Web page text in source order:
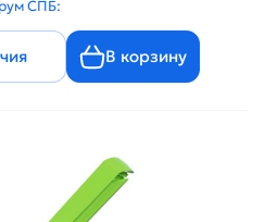
СПБ:
В корзину